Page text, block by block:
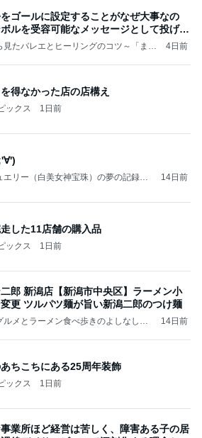
ゴールに設定することがなぜ大事なの
ルを受容可能なメッセージとして投げる
見たバレエとヒーリングのコツ～「まと
4日前
得なかった店の店構え
ックス 1日前
エリー（白美女神宝珠）の夢の記録
14日前
した11店舗の購入品
ックス 1日前
郎 新潟店【新潟市中央区】ラーメン小
更 ツルパツ麺が旨い新潟二郎のつけ麺
ルメとラーメン食べ歩きのよしなしご
14日前
ちこちにある25周年装飾
ックス 1日前
業所ほど経営は苦しく、障害ある子の居